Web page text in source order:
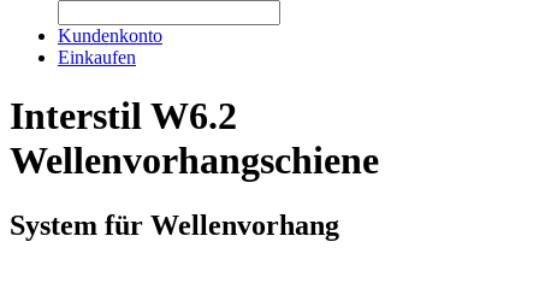
Kundenkonto
Einkaufen
Interstil W6.2
Wellenvorhangschiene
System für Wellenvorhang